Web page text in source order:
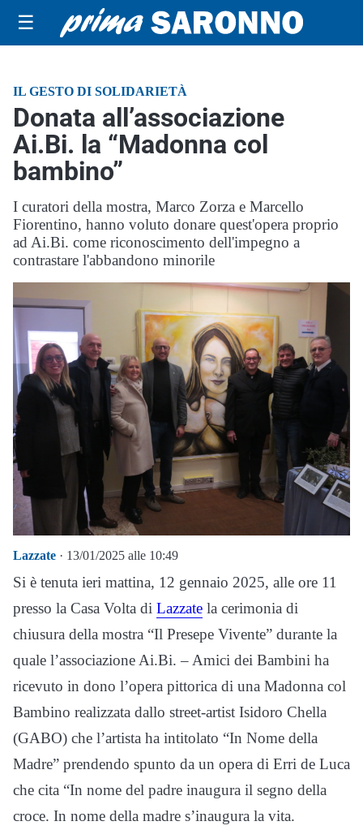
☰
IL GESTO DI SOLIDARIETÀ
Donata all’associazione
Ai.Bi. la “Madonna col
bambino”
I curatori della mostra, Marco Zorza e Marcello
Fiorentino, hanno voluto donare quest'opera proprio
ad Ai.Bi. come riconoscimento dell'impegno a
contrastare l'abbandono minorile
Lazzate · 13/01/2025 alle 10:49
Si è tenuta ieri mattina, 12 gennaio 2025, alle ore 11
presso la Casa Volta di Lazzate la cerimonia di
chiusura della mostra “Il Presepe Vivente” durante la
quale l’associazione Ai.Bi. – Amici dei Bambini ha
ricevuto in dono l’opera pittorica di una Madonna col
Bambino realizzata dallo street-artist Isidoro Chella
(GABO) che l’artista ha intitolato “In Nome della
Madre” prendendo spunto da un opera di Erri de Luca
che cita “In nome del padre inaugura il segno della
croce. In nome della madre s’inaugura la vita.